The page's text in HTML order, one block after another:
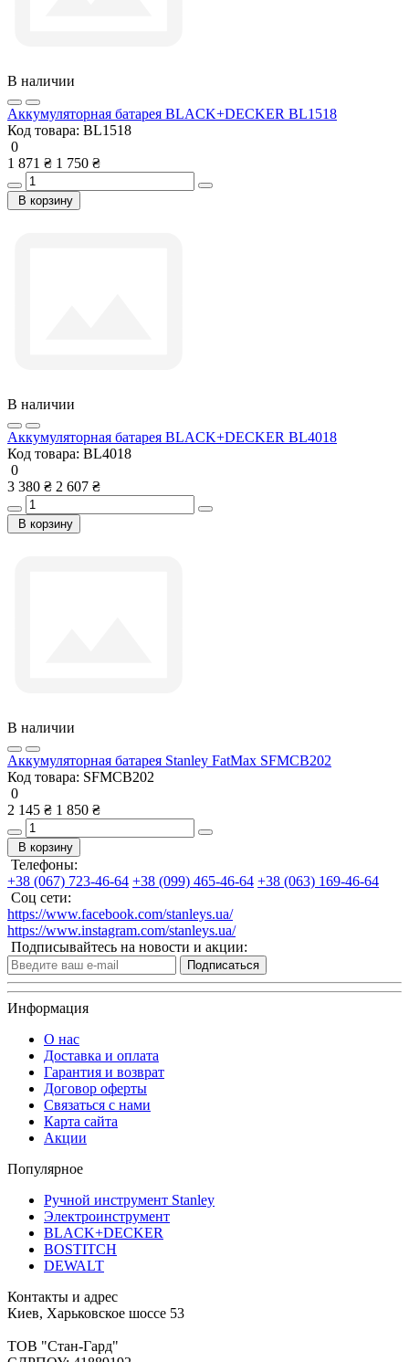
В наличии
Аккумуляторная батарея BLACK+DECKER BL1518
Код товара: BL1518
0
1 871 ₴ 1 750 ₴
В корзину
В наличии
Аккумуляторная батарея BLACK+DECKER BL4018
Код товара: BL4018
0
3 380 ₴ 2 607 ₴
В корзину
В наличии
Аккумуляторная батарея Stanley FatMax SFMCB202
Код товара: SFMCB202
0
2 145 ₴ 1 850 ₴
В корзину
Телефоны:
+38 (067) 723-46-64 +38 (099) 465-46-64 +38 (063) 169-46-64
Соц сети:
https://www.facebook.com/stanleys.ua/
https://www.instagram.com/stanleys.ua/
Подписывайтесь на новости и акции:
Подписаться
Информация
О нас
Доставка и оплата
Гарантия и возврат
Договор оферты
Связаться с нами
Карта сайта
Акции
Популярное
Ручной инструмент Stanley
Электроинструмент
BLACK+DECKER
BOSTITCH
DEWALT
Контакты и адрес
Киев, Харьковское шоссе 53
ТОВ "Стан-Гард"